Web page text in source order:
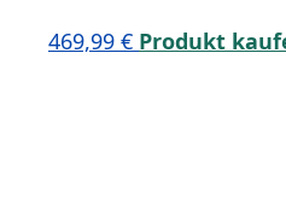
469,99 € Produkt